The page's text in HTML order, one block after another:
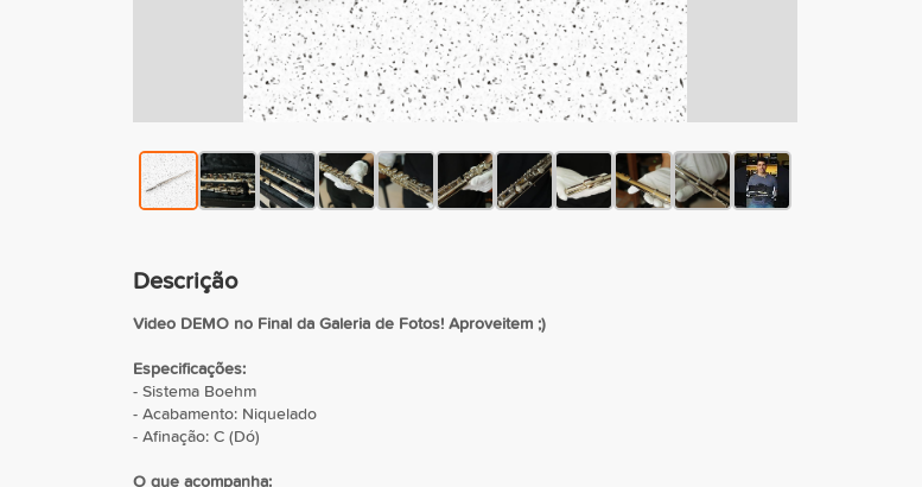
Descrição
Video DEMO no Final da Galeria de Fotos! Aproveitem ;)
Especificações:
- Sistema Boehm
- Acabamento: Niquelado
- Afinação: C (Dó)
O que acompanha: